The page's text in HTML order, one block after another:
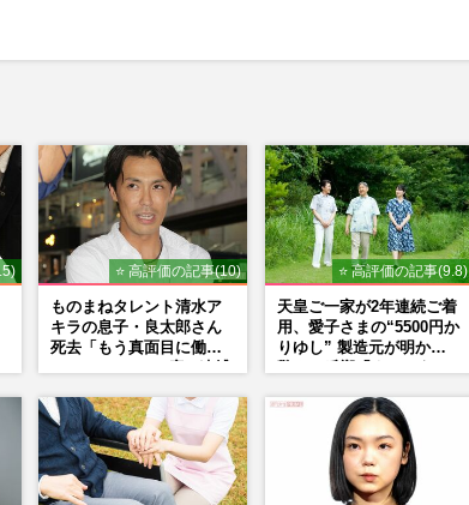
⭐ 高評価の記事(10)
ものまねタレント清水ア
キラの息子・良太郎さん
死去「もう真面目に働い
乱に満ちた37年”
⭐ 高評価の記事(9.8)
天皇ご一家が2年連続ご着
用、愛子さまの“5500円か
りゆし” 製造元が明かす